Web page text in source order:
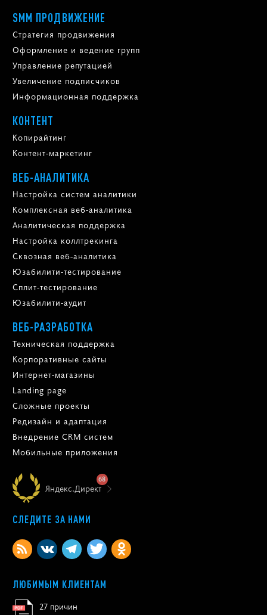
SMM ПРОДВИЖЕНИЕ
Стратегия продвижения
Оформление и ведение групп
Управление репутацией
Увеличение подписчиков
Информационная поддержка
КОНТЕНТ
Копирайтинг
Контент-маркетинг
ВЕБ-АНАЛИТИКА
Настройка систем аналитики
Комплексная веб-аналитика
Аналитическая поддержка
Настройка коллтрекинга
Сквозная веб-аналитика
Юзабилити-тестирование
Сплит-тестирование
Юзабилити-аудит
ВЕБ-РАЗРАБОТКА
Техническая поддержка
Корпоративные сайты
Интернет-магазины
Landing page
Сложные проекты
Редизайн и адаптация
Внедрение CRM систем
Мобильные приложения
Яндекс.Директ
68
СЛЕДИТЕ ЗА НАМИ
ЛЮБИМЫМ КЛИЕНТАМ
27 причин